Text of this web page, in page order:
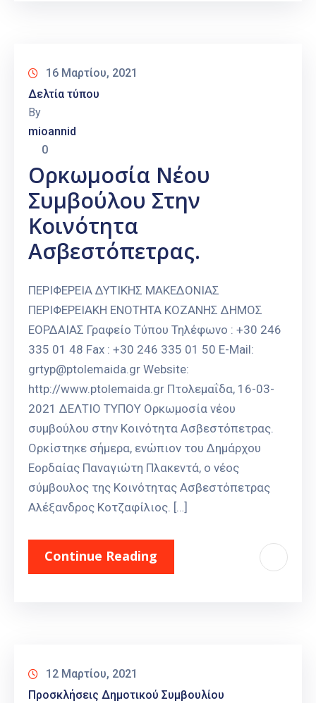
16 Μαρτίου, 2021
Δελτία τύπου
By
mioannid
0
Ορκωμοσία Νέου
Συμβούλου Στην
Κοινότητα
Ασβεστόπετρας.
ΠΕΡΙΦΕΡΕΙΑ ΔΥΤΙΚΗΣ ΜΑΚΕΔΟΝΙΑΣ
ΠΕΡΙΦΕΡΕΙΑΚΗ ΕΝΟΤΗΤΑ ΚΟΖΑΝΗΣ ΔΗΜΟΣ
ΕΟΡΔΑΙΑΣ Γραφείο Τύπου Τηλέφωνο : +30 246
335 01 48 Fax : +30 246 335 01 50 E-Mail:
grtyp@ptolemaida.gr Website:
http://www.ptolemaida.gr Πτολεμαΐδα, 16-03-
2021 ΔΕΛΤΙΟ ΤΥΠΟΥ Ορκωμοσία νέου
συμβούλου στην Κοινότητα Ασβεστόπετρας.
Ορκίστηκε σήμερα, ενώπιον του Δημάρχου
Εορδαίας Παναγιώτη Πλακεντά, ο νέος
σύμβουλος της Κοινότητας Ασβεστόπετρας
Αλέξανδρος Κοτζαφίλιος. […]
Continue Reading
12 Μαρτίου, 2021
Προσκλήσεις Δημοτικού Συμβουλίου